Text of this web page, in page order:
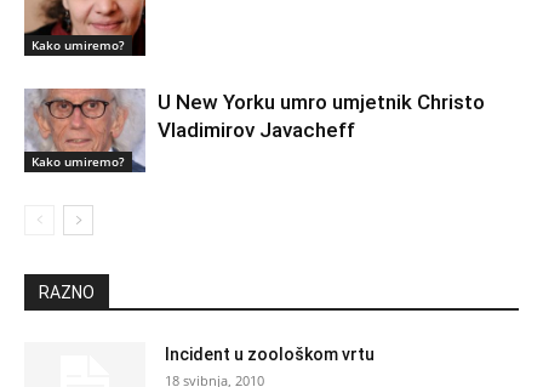
Kako umiremo?
Kako umiremo?
U New Yorku umro umjetnik Christo
Vladimirov Javacheff
RAZNO
Incident u zoološkom vrtu
18 svibnja, 2010